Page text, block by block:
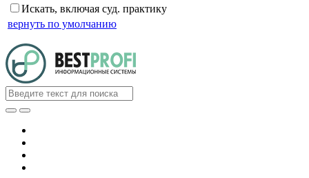
Искать, включая суд. практику
вернуть по умолчанию